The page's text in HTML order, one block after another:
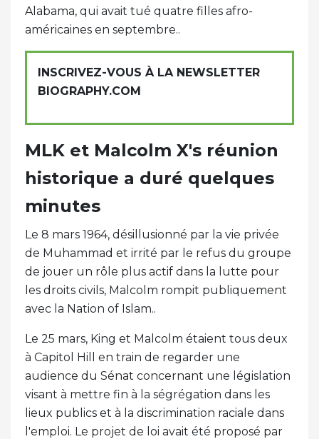
Alabama, qui avait tué quatre filles afro-
américaines en septembre..
INSCRIVEZ-VOUS À LA NEWSLETTER
BIOGRAPHY.COM
MLK et Malcolm X's réunion
historique a duré quelques
minutes
Le 8 mars 1964, désillusionné par la vie privée
de Muhammad et irrité par le refus du groupe
de jouer un rôle plus actif dans la lutte pour
les droits civils, Malcolm rompit publiquement
avec la Nation of Islam..
Le 25 mars, King et Malcolm étaient tous deux
à Capitol Hill en train de regarder une
audience du Sénat concernant une législation
visant à mettre fin à la ségrégation dans les
lieux publics et à la discrimination raciale dans
l'emploi. Le projet de loi avait été proposé par